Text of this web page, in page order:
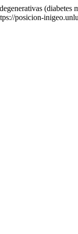
posicion-